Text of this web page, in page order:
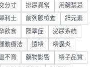
分寸 排尿異常 用藥禁忌
利士 前列腺檢查 鋅元素
飲食 隱睾症 泌尿系統
動療法 遺精 精囊炎
不育 藥物影響 精子品質